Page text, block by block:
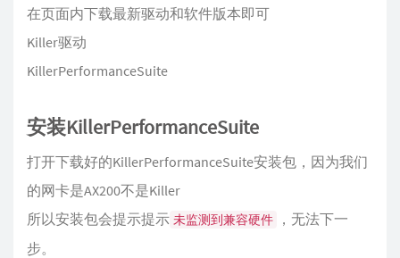
在页面内下载最新驱动和软件版本即可
Killer驱动
KillerPerformanceSuite
安装KillerPerformanceSuite
打开下载好的KillerPerformanceSuite安装包，因为我们
的网卡是AX200不是Killer
所以安装包会提示提示 未监测到兼容硬件
，无法下一
步。